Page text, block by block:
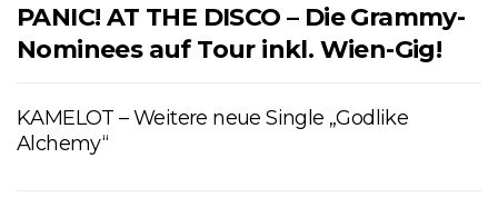
PANIC! AT THE DISCO – Die Grammy-
Nominees auf Tour inkl. Wien-Gig!
KAMELOT – Weitere neue Single „Godlike
Alchemy“